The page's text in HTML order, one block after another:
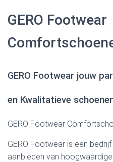
GERO Footwear
GERO Footwear jouw
en Kwalitatieve
GERO Footwear
GERO Footwear is een
aanbieden van